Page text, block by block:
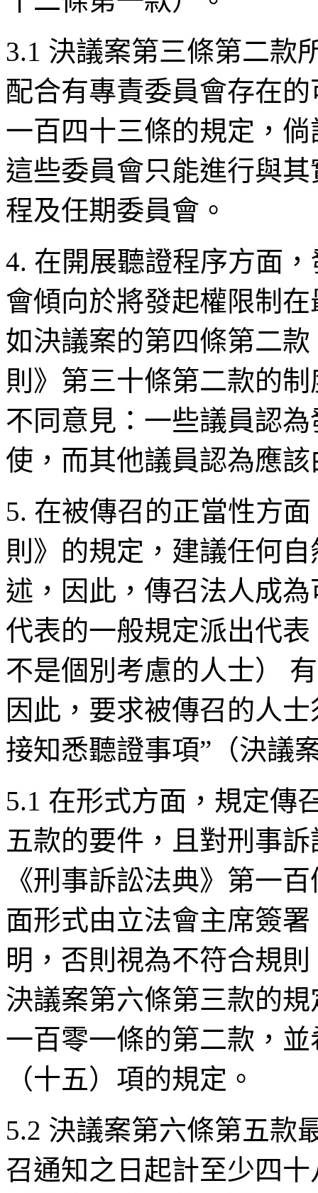
3.1 決議案第三條第二款
配合有專責委員會存在
一百四十三條的規定，
這些委員會只能進行與
程及任期委員會。
4. 在開展聽證程序方面
會傾向於將發起權限制
如決議案的第四條第二
則》第三十條第二款的
不同意見：一些議員認
使，而其他議員認為應
5. 在被傳召的正當性方
則》的規定，建議任何
述，因此，傳召法人成
代表的一般規定派出代
不是個別考慮的人士）
因此，要求被傳召的人
接知悉聽證事項”（決議
5.1 在形式方面，規定傳
五款的要件，且對刑事
《刑事訴訟法典》第一
面形式由立法會主席簽
明，否則視為不符合規
決議案第六條第三款的
一百零一條的第二款，
（十五）項的規定。
5.2 決議案第六條第五款
召通知之日起計至少四